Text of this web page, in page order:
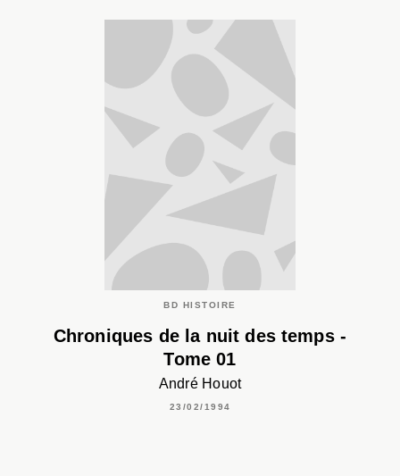
BD HISTOIRE
Chroniques de la nuit des temps -
Tome 01
André Houot
23/02/1994